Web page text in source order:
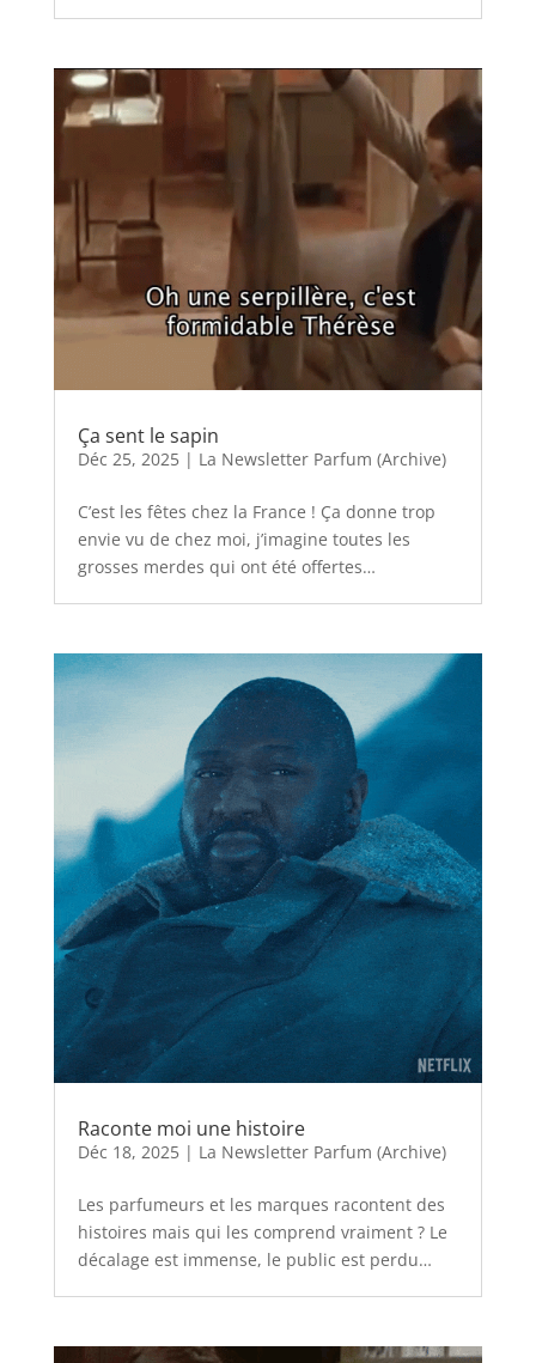
Ça sent le sapin
Déc 25, 2025| La Newsletter Parfum (Archive)
C’est les fêtes chez la France ! Ça donne trop
envie vu de chez moi, j’imagine toutes les
grosses merdes qui ont été offertes…
Raconte moi une histoire
Déc 18, 2025| La Newsletter Parfum (Archive)
Les parfumeurs et les marques racontent des
histoires mais qui les comprend vraiment ? Le
décalage est immense, le public est perdu…